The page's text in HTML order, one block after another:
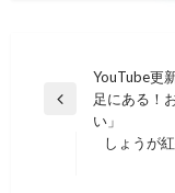
稿
YouTube更
足にある！
い」
しょうが